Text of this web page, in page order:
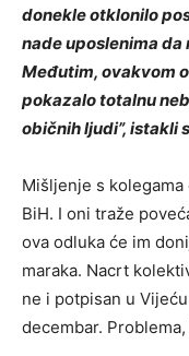
donekle otklonilo
nade uposlenima
Međutim, ovakvom
pokazalo totalnu
običnih ljudi”, istakli
Mišljenje s
BiH. I oni traže
ova odluka će im
maraka. Nacrt
ne i potpisan u
decembar.